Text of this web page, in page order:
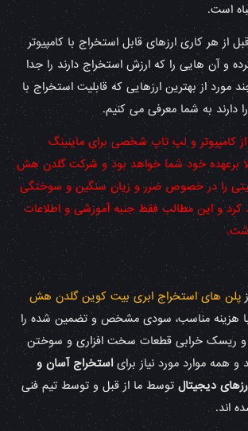
است.
از هر کاری ارزهای قابل استخراج با کامپیوتر
و آن هایی را که ارزش استخراج دارند را جدا
مورد از بهترین ارزهایی که قابلیت استخراج با
دارند به شما معرفی می کنیم.
کامپیوتر و لپ تاپ شخصی برای ماینینگ
برعهده خود شما خواهد بود و شرکت گلدن هش
را در خصوص ضرر و زیان سنگین و سوختگی
و این مطالب فقط جنبه آموزشی و اطلاعات
پلن های استخراج ابری بیت کوین گلدن هش
هزینه مناسب، سودی مشخص و تضمین شده را
و ریسک خرابی قطعات سخت افزاری و سوختن
و همه موارد مورد نیاز برایاستخراج آسان و
دیجیتالتوسط ما از قبل و توسط تیم فنی
اند.